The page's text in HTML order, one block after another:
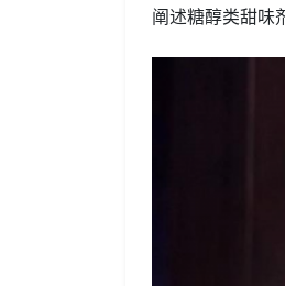
阐述糖醇类甜味